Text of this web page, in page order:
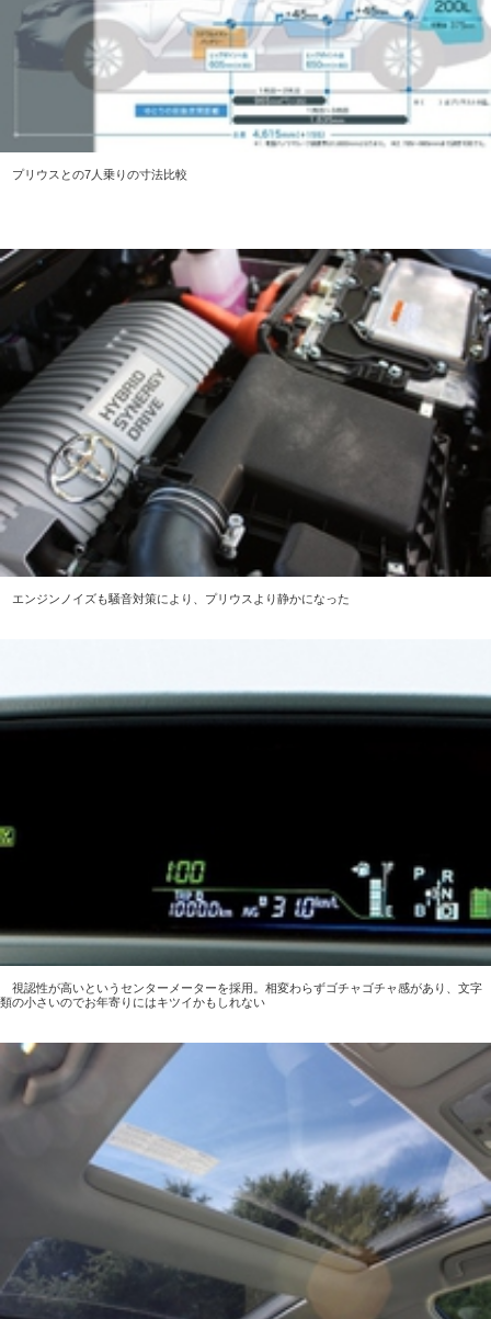
プリウスとの7人乗りの寸法比較
エンジンノイズも騒音対策により、プリウスより静かになった
視認性が高いというセンターメーターを採用。相変わらずゴチャゴチャ感があり、文字
類の小さいのでお年寄りにはキツイかもしれない